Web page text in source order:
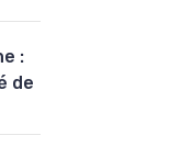
:
de